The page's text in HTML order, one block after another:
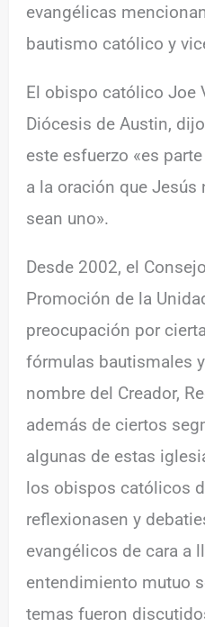
evangélicas
bautismo católico y
El obispo católico Joe
Diócesis de Austin,
este esfuerzo «es
a la oración que
sean uno».
Desde 2002, el
Promoción de la
preocupación por
fórmulas bautismales
nombre del Creador,
además de ciertos
algunas de estas
los obispos católicos
reflexionasen y
evangélicos de cara a
entendimiento mutuo
temas fueron